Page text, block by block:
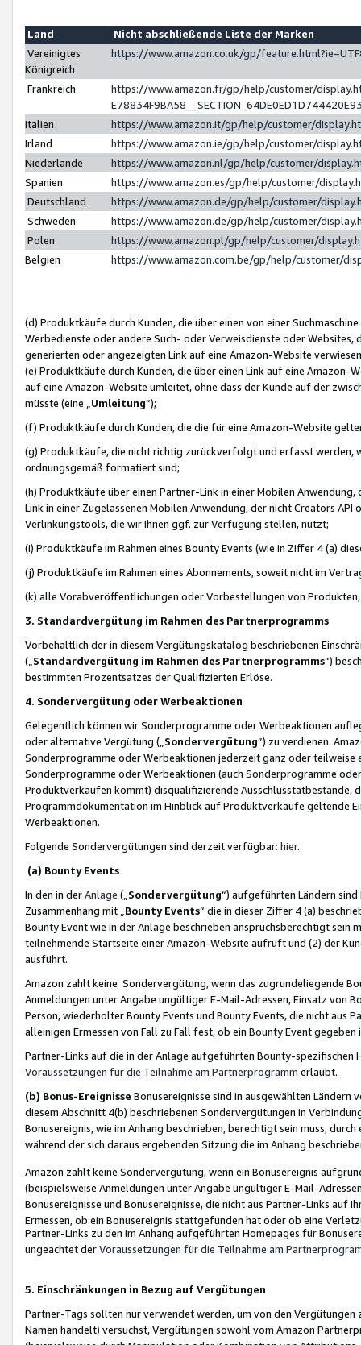
Land
Nicht abschließende Liste der Marken
Vereinigtes
Königreich
https://www.amazon.co.uk/gp/
Frankreich
https://www.amazon.fr/gp/help/customer/
Italien
https://www.amazon.it/gp/help/customer/
Irland
https://www.amazon.ie/gp/help/customer/
Niederlande
https://www.amazon.nl/gp/help/customer/
Spanien
https://www.amazon.es/gp/help/customer/
Deutschland
https://www.amazon.de/gp/help/customer/
Schweden
https://www.amazon.de/gp/help/customer/
Polen
https://www.amazon.pl/gp/help/customer/
Belgien
https://www.amazon.com.be/gp/help/customer/
(d) Produktkäufe durch Kunden, die über einen von einer
Werbedienste oder andere Such- oder Verweisdienste oder Websites,
generierten oder angezeigten Link auf eine Amazon-Website
(e) Produktkäufe durch Kunden, die über einen Link auf eine
auf eine Amazon-Website umleitet, ohne dass der Kunde auf der
müsste (eine „ Umleitung“);
(f) Produktkäufe durch Kunden, die die für eine Amazon-Website
(g) Produktkäufe, die nicht richtig zurückverfolgt und erfasst werden,
ordnungsgemäß formatiert sind;
(h) Produktkäufe über einen Partner-Link in einer Mobilen
Link in einer Zugelassenen Mobilen Anwendung, der nicht Creators
Verlinkungstools, die wir Ihnen ggf. zur Verfügung stellen, nutzt;
(i) Produktkäufe im Rahmen eines Bounty Events (wie in Ziffer 4 (a)
(j) Produktkäufe im Rahmen eines Abonnements, soweit nicht im
(k) alle Vorabveröffentlichungen oder Vorbestellungen von
3. Standardvergütung im Rahmen des Partnerprogramms
Vorbehaltlich der in diesem Vergütungskatalog beschriebenen
(„ Standardvergütung im Rahmen des Partnerprogramms“)
bestimmten Prozentsatzes der Qualifizierten Erlöse.
4. Sondervergütung oder Werbeaktionen
Gelegentlich können wir Sonderprogramme oder Werbeaktionen
oder alternative Vergütung („ Sondervergütung”) zu verdienen.
Sonderprogramme oder Werbeaktionen jederzeit ganz oder
Sonderprogramme oder Werbeaktionen (auch Sonderprogramme
Produktverkäufen kommt) disqualifizierende Ausschlusstatbestände,
Programmdokumentation im Hinblick auf Produktverkäufe geltende
Werbeaktionen.
Folgende Sondervergütungen sind derzeit verfügbar: hier.
(a) Bounty Events
In den in derAnlage („ Sondervergütung“) aufgeführten Ländern
Zusammenhang mit „ Bounty Events“ die in dieser Ziffer 4 (a)
Bounty Event wie in der Anlage beschrieben anspruchsberechtigt sein
teilnehmende Startseite einer Amazon-Website aufruft und (2) der
ausführt.
Amazon zahlt keine Sondervergütung, wenn das zugrundeliegende
Anmeldungen unter Angabe ungültiger E-Mail-Adressen, Einsatz von
Person, wiederholter Bounty Events und Bounty Events, die nicht
alleinigen Ermessen von Fall zu Fall fest, ob ein Bounty Event
Partner-Links auf die in der Anlage aufgeführten Bounty-spezifischen
Voraussetzungen für die Teilnahme am Partnerprogramm erlaubt.
(b) Bonus-Ereignisse Bonusereignisse sind in ausgewählten Ländern
diesem Abschnitt 4(b) beschriebenen Sondervergütungen in
Bonusereignis, wie im Anhang beschrieben, berechtigt sein muss,
während der sich daraus ergebenden Sitzung die im Anhang
Amazon zahlt keine Sondervergütung, wenn ein Bonusereignis
(beispielsweise Anmeldungen unter Angabe ungültiger E-Mail-
Bonusereignisse und Bonusereignisse, die nicht aus Partner-Links auf
Ermessen, ob ein Bonusereignis stattgefunden hat oder ob eine
Partner-Links zu den im Anhang aufgeführten Homepages für
ungeachtet derVoraussetzungen für die Teilnahme am
5. Einschränkungen in Bezug auf Vergütungen
Partner-Tags sollten nur verwendet werden, um von den
Namen handelt) versuchst, Vergütungen sowohl vom Amazon